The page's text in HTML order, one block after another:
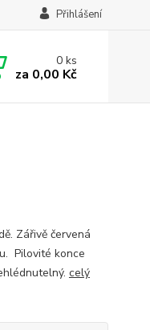
Přihlášení
0ks
za 0,00 Kč
Zářivě červená
Pilovité konce
celý